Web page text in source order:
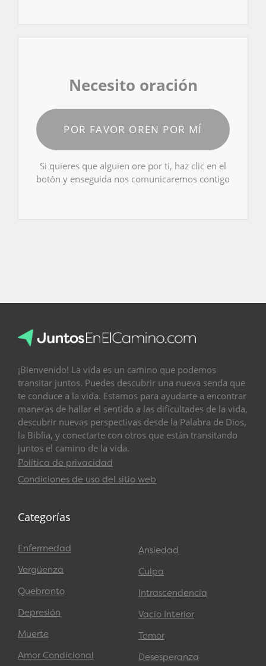
Necesito oración
POR FAVOR OREN POR MÍ
Si quieres que alguien ore por ti, haz clic en el
botón y enseguida nos comunicaremos contigo
¡Bienvenido! La vida es un camino que podemos
transitar juntos. Puedes descubrir una nueva senda que
te conduce a la vida. Estamos para ayudarte a encontrar
maneras de hallar el sentido a las dificultades de la vida,
descubrir nuevas perspectivas desde la Palabra de Dios,
la Biblia, y conectarte con otros que están transitando
juntos el camino de la vida.
Política de privacidad
Condiciones de uso del sitio web
Categorías
Enfermedad
Vergüenza
Quebranto
Depresión
Muerte
Amor Condicional
Ansiedad
Culpa
Intrascendencia
Vacío Interior
Temor
Desesperanza